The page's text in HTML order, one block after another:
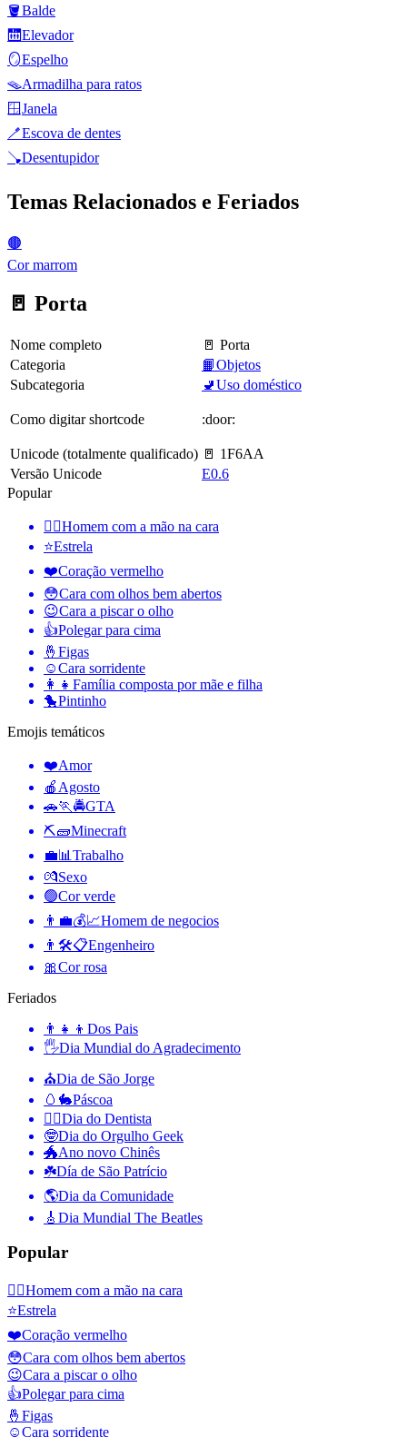
🪣Balde
🛗Elevador
🪞Espelho
🪤Armadilha para ratos
🪟Janela
🪥Escova de dentes
🪠Desentupidor
Temas Relacionados e Feriados
🟤
Cor marrom
🚪 Porta
Nome completo
🚪 Porta
Categoria
📙Objetos
Subcategoria
🚽Uso doméstico
Como digitar shortcode :door:
Unicode (totalmente qualificado) 🚪 1F6AA
Versão Unicode
E0.6
Popular
🤦‍♂️Homem com a mão na cara
⭐Estrela
❤️Coração vermelho
😳Cara com olhos bem abertos
😉Cara a piscar o olho
👍Polegar para cima
🤞 Figas
☺️Cara sorridente
👩‍👧 Família composta por mãe e filha
🐤Pintinho
Emojis temáticos
❤️Amor
🍎 Agosto
🚗🏃🚔GTA
⛏🧱Minecraft
💼📊 Trabalho
💏Sexo
🟢Cor verde
👨‍💼💰📈Homem de negocios
👨🛠📋Engenheiro
🎀Cor rosa
Feriados
👨‍👧‍👦 Dos Pais
🖐Dia Mundial do Agradecimento
⛪️Dia de São Jorge
🥚🐇Páscoa
👨‍⚕️Dia do Dentista
🤓Dia do Orgulho Geek
🐲Ano novo Chinês
☘️Día de São Patrício
🌎Dia da Comunidade
🎸 Dia Mundial The Beatles
Popular
🤦‍♂️Homem com a mão na cara
⭐Estrela
❤️Coração vermelho
😳Cara com olhos bem abertos
😉Cara a piscar o olho
👍Polegar para cima
🤞 Figas
☺️Cara sorridente